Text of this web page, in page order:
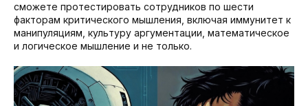
сможете протестировать сотрудников по шести
факторам критического мышления, включая иммунитет к
манипуляциям, культуру аргументации, математическое
и логическое мышление и не только.